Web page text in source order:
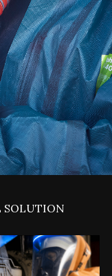
SOLUTION